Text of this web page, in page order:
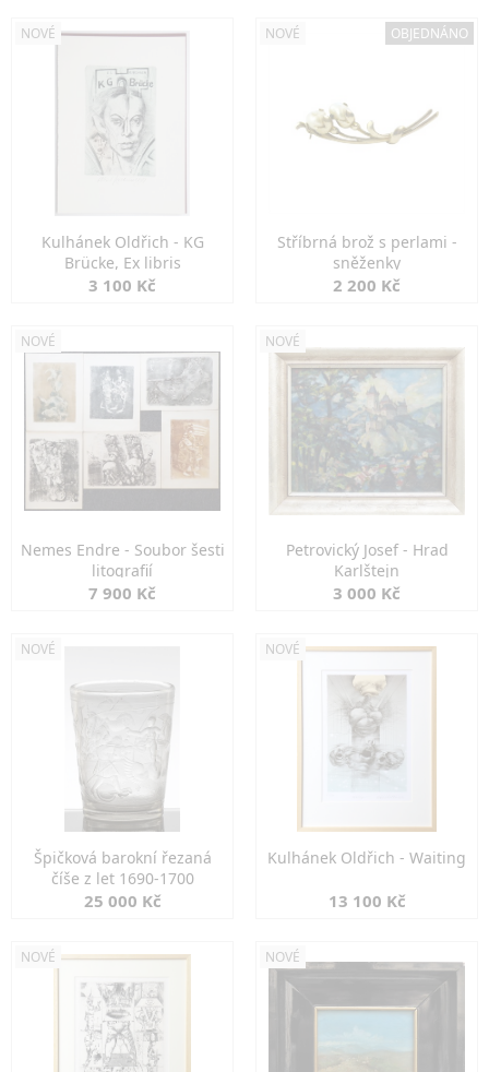
NOVÉ
Kulhánek Oldřich - KG
Brücke, Ex libris
3 100 Kč
NOVÉ OBJEDNÁNO
Stříbrná brož s perlami -
sněženky
2 200 Kč
NOVÉ
Nemes Endre - Soubor šesti
litografií
7 900 Kč
NOVÉ
Petrovický Josef - Hrad
Karlštejn
3 000 Kč
NOVÉ
Špičková barokní řezaná
číše z let 1690-1700
25 000 Kč
NOVÉ
Kulhánek Oldřich - Waiting
13 100 Kč
NOVÉ NOVÉ